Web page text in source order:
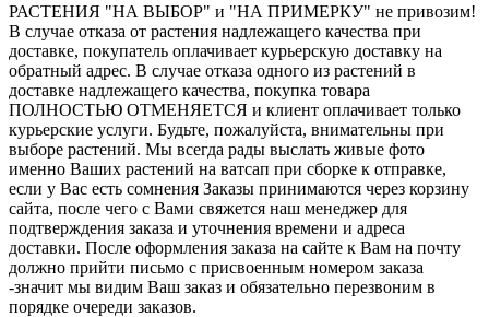
РАСТЕНИЯ "НА ВЫБОР" и "НА ПРИМЕРКУ" не привозим!
В случае отказа от растения надлежащего качества при
доставке, покупатель оплачивает курьерскую доставку на
обратный адрес. В случае отказа одного из растений в
доставке надлежащего качества, покупка товара
ПОЛНОСТЬЮ ОТМЕНЯЕТСЯ и клиент оплачивает только
курьерские услуги. Будьте, пожалуйста, внимательны при
выборе растений. Мы всегда рады выслать живые фото
именно Ваших растений на ватсап при сборке к отправке,
если у Вас есть сомнения Заказы принимаются через корзину
сайта, после чего с Вами свяжется наш менеджер для
подтверждения заказа и уточнения времени и адреса
доставки. После оформления заказа на сайте к Вам на почту
должно прийти письмо с присвоенным номером заказа
-значит мы видим Ваш заказ и обязательно перезвоним в
порядке очереди заказов.